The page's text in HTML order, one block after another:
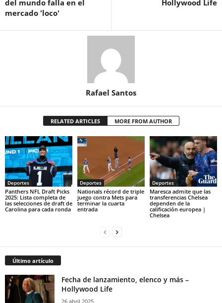
del mundo falla en el
mercado 'loco'
Hollywood Life
Rafael Santos
RELATED ARTICLES MORE FROM AUTHOR
Deportes
Panthers NFL Draft Picks
2025: Lista completa de
las selecciones de draft de
Carolina para cada ronda
Deportes
Nationals récord de triple
juego contra Mets para
terminar la cuarta
entrada
Deportes
Maresca admite que las
transferencias Chelsea
dependen de la
calificación europea |
Chelsea
Último artículo
Fecha de lanzamiento, elenco y más –
Hollywood Life
26 abril 2025